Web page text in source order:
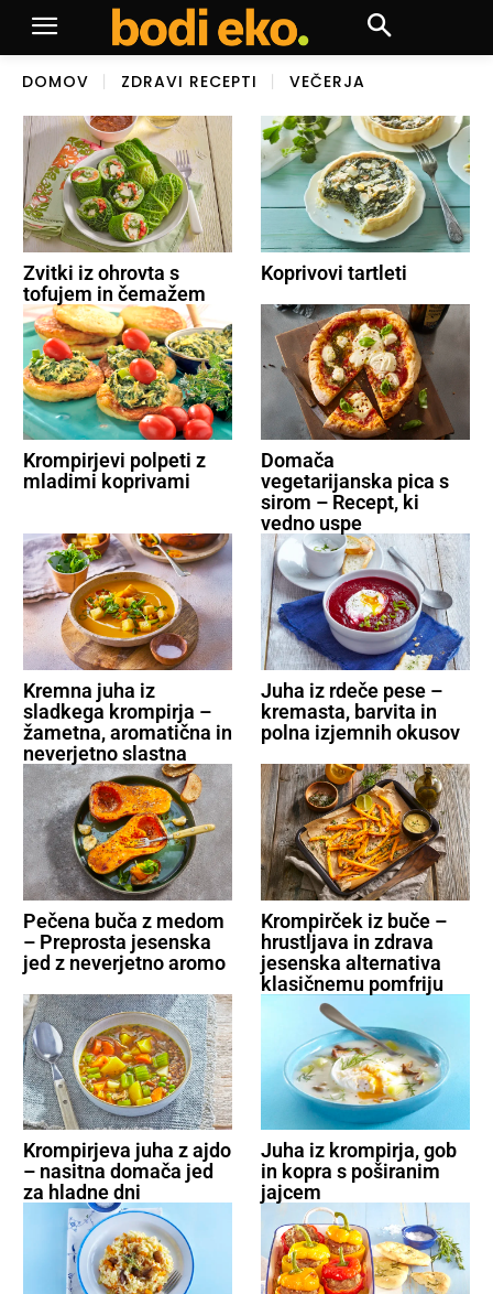
DOMOV ZDRAVI RECEPTI VEČERJA
Zvitki iz ohrovta s
tofujem in čemažem
Koprivovi tartleti
Krompirjevi polpeti z
mladimi koprivami
Domača
vegetarijanska pica s
sirom – Recept, ki
vedno uspe
Kremna juha iz
sladkega krompirja –
žametna, aromatična in
neverjetno slastna
Juha iz rdeče pese –
kremasta, barvita in
polna izjemnih okusov
Pečena buča z medom
– Preprosta jesenska
jed z neverjetno aromo
Krompirček iz buče –
hrustljava in zdrava
jesenska alternativa
klasičnemu pomfriju
Krompirjeva juha z ajdo
– nasitna domača jed
za hladne dni
Juha iz krompirja, gob
in kopra s poširanim
jajcem